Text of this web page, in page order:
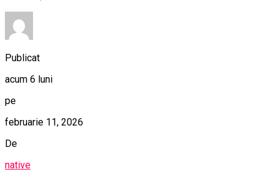
Publicat
acum 6 luni
pe
februarie 11, 2026
De
native